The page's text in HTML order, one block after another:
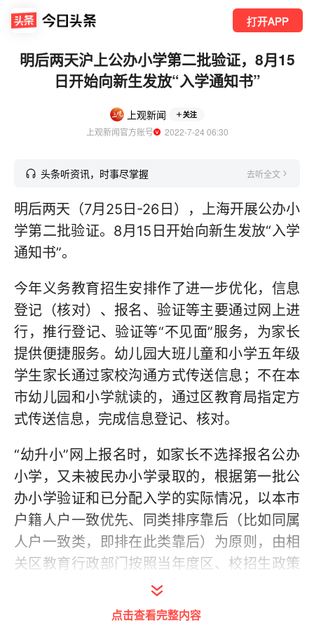
打开APP
明后两天沪上公办小学第二批验证，8月15
日开始向新生发放“入学通知书”
上观新闻 关注
上观新闻官方账号
  2022-7-24 06:30
头条听资讯，时事尽掌握 去听全文
明后两天（7月25日-26日），上海开展公办小
学第二批验证。8月15日开始向新生发放“入学
通知书”。
今年义务教育招生安排作了进一步优化，信息
登记（核对）、报名、验证等主要通过网上进
行，推行登记、验证等“不见面”服务，为家长
提供便捷服务。幼儿园大班儿童和小学五年级
学生家长通过家校沟通方式传送信息；不在本
市幼儿园和小学就读的，通过区教育局指定方
式传送信息，完成信息登记、核对。
“幼升小”网上报名时，如家长不选择报名公办
小学，又未被民办小学录取的，根据第一批公
办小学验证和已分配入学的实际情况，以本市
户籍人户一致优先、同类排序靠后（比如同属
人户一致类，即排在此类靠后）为原则，由相
关区教育行政部门按照当年度区、校招生政策
今年继续做好本市户籍人户分离适龄儿童居住
点击查看完整内容